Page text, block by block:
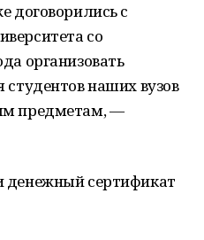
договорились с
со
организовать
студентов наших вузов
предметам, —
денежный сертификат